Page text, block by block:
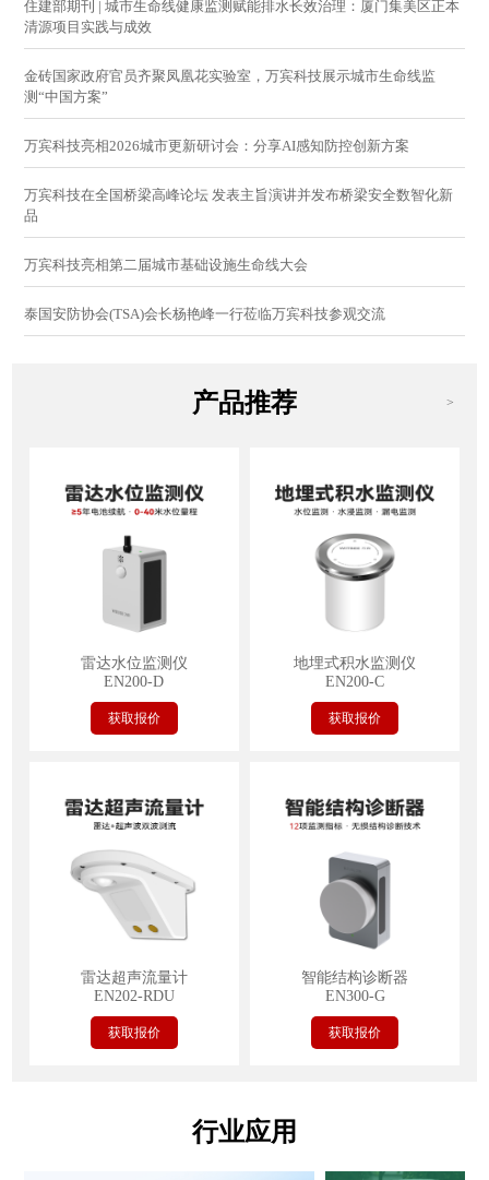
住建部期刊 | 城市生命线健康监测赋能排水长效治理：厦门集美区正本
清源项目实践与成效
金砖国家政府官员齐聚凤凰花实验室，万宾科技展示城市生命线监
测“中国方案”
万宾科技亮相2026城市更新研讨会：分享AI感知防控创新方案
万宾科技在全国桥梁高峰论坛 发表主旨演讲并发布桥梁安全数智化新
品
万宾科技亮相第二届城市基础设施生命线大会
泰国安防协会(TSA)会长杨艳峰一行莅临万宾科技参观交流
产品推荐 >
雷达水位监测仪
EN200-D
获取报价
地埋式积水监测仪
EN200-C
获取报价
雷达超声流量计
EN202-RDU
获取报价
智能结构诊断器
EN300-G
获取报价
行业应用